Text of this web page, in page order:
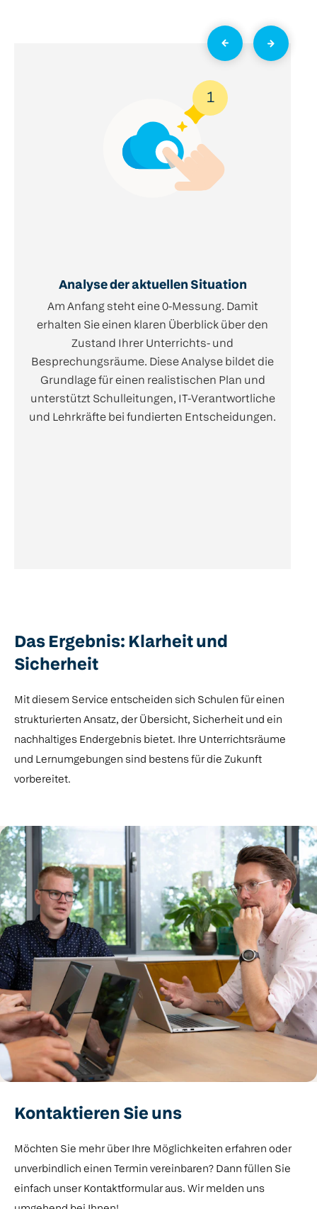
1
Analyse der aktuellen Situation
Am Anfang steht eine 0-Messung. Damit
erhalten Sie einen klaren Überblick über den
Zustand Ihrer Unterrichts- und
Besprechungsräume. Diese Analyse bildet die
Grundlage für einen realistischen Plan und
unterstützt Schulleitungen, IT-Verantwortliche
und Lehrkräfte bei fundierten Entscheidungen.
Das Ergebnis: Klarheit und
Sicherheit
Mit diesem Service entscheiden sich Schulen für einen
strukturierten Ansatz, der Übersicht, Sicherheit und ein
nachhaltiges Endergebnis bietet. Ihre Unterrichtsräume
und Lernumgebungen sind bestens für die Zukunft
vorbereitet.
Kontaktieren Sie uns
Möchten Sie mehr über Ihre Möglichkeiten erfahren oder
unverbindlich einen Termin vereinbaren? Dann füllen Sie
einfach unser Kontaktformular aus. Wir melden uns